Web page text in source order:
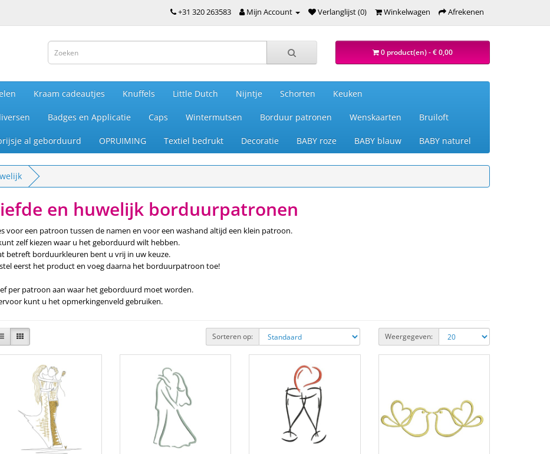
+31 320 263583 Mijn Account Verlanglijst (0) Winkelwagen Afrekenen
0 product(en) - € 0,00
Kraam cadeautjes Knuffels Little Dutch Nijntje Schorten Keuken
Badges en Applicatie Caps Wintermutsen Borduur patronen Wenskaarten Bruiloft
al geborduurd OPRUIMING Textiel bedrukt Decoratie BABY roze BABY blauw BABY naturel
en huwelijk borduurpatronen
voor een patroon tussen de namen en voor een washand altijd een klein patroon.
zelf kiezen waar u het geborduurd wilt hebben.
betreft borduurkleuren bent u vrij in uw keuze.
eerst het product en voeg daarna het borduurpatroon toe!
per patroon aan waar het geborduurd moet worden.
kunt u het opmerkingenveld gebruiken.
Sorteren op: Weergegeven: